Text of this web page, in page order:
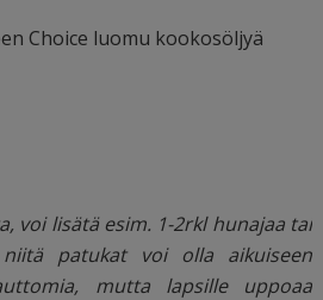
Choice luomu kookosöljyä
voi lisätä esim. 1-2rkl hunajaa tai
patukat voi olla aikuiseen
mutta lapsille uppoaa